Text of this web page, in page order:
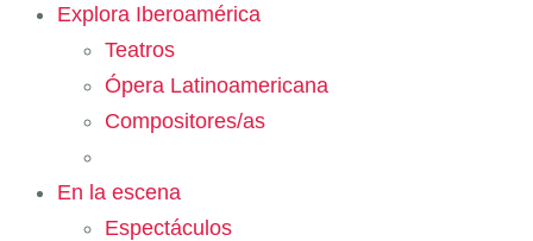
Explora Iberoamérica
Teatros
Ópera Latinoamericana
Compositores/as
En la escena
Espectáculos